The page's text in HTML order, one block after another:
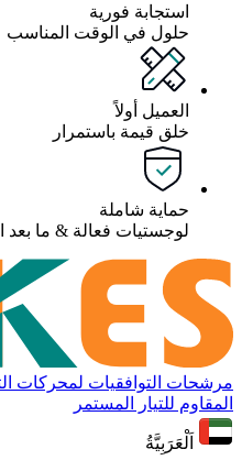
استجابة فورية
حلول في الوقت المناسب
العميل أولاً
خلق قيمة باستمرار
حماية شاملة
لوجستيات فعالة & ما بعد
مرشحات التوافقيات لمحركات
المقاوم للتيار المستمر
اَلْعَرَبِيَّةُ